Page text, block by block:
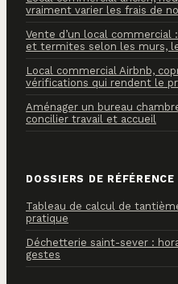
vraiment varier les frais de
Vente d’un local commercial
et termites selon les murs,
Local commercial Airbnb,
vérifications qui rendent le
Aménager un bureau
concilier travail et accueil
DOSSIERS DE RÉFÉRENCE
Tableau de calcul de
pratique
Déchetterie saint-sever :
gestes